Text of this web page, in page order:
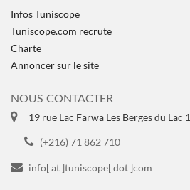
Infos Tuniscope
Tuniscope.com recrute
Charte
Annoncer sur le site
NOUS CONTACTER
19 rue Lac Farwa Les Berges du Lac 1
(+216) 71 862 710
info[ at ]tuniscope[ dot ]com